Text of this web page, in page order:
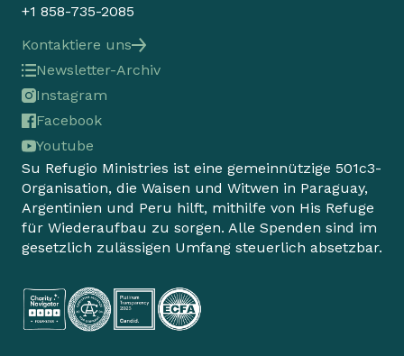
+1 858-735-2085
Kontaktiere uns
Su Refugio Ministries ist eine gemeinnützige 501c3-
Organisation, die Waisen und Witwen in Paraguay,
Argentinien und Peru hilft, mithilfe von His Refuge
für Wiederaufbau zu sorgen. Alle Spenden sind im
gesetzlich zulässigen Umfang steuerlich absetzbar.
Newsletter-Archiv
Instagram
Facebook
Youtube